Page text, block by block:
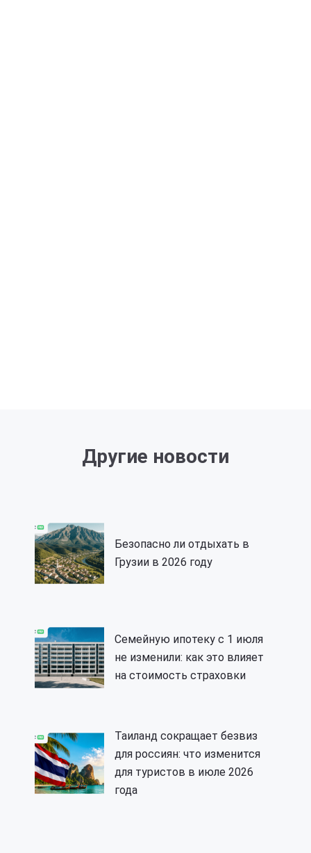
Другие новости
Безопасно ли отдыхать в
Грузии в 2026 году
Семейную ипотеку с 1 июля
не изменили: как это влияет
на стоимость страховки
Таиланд сокращает безвиз
для россиян: что изменится
для туристов в июле 2026
года